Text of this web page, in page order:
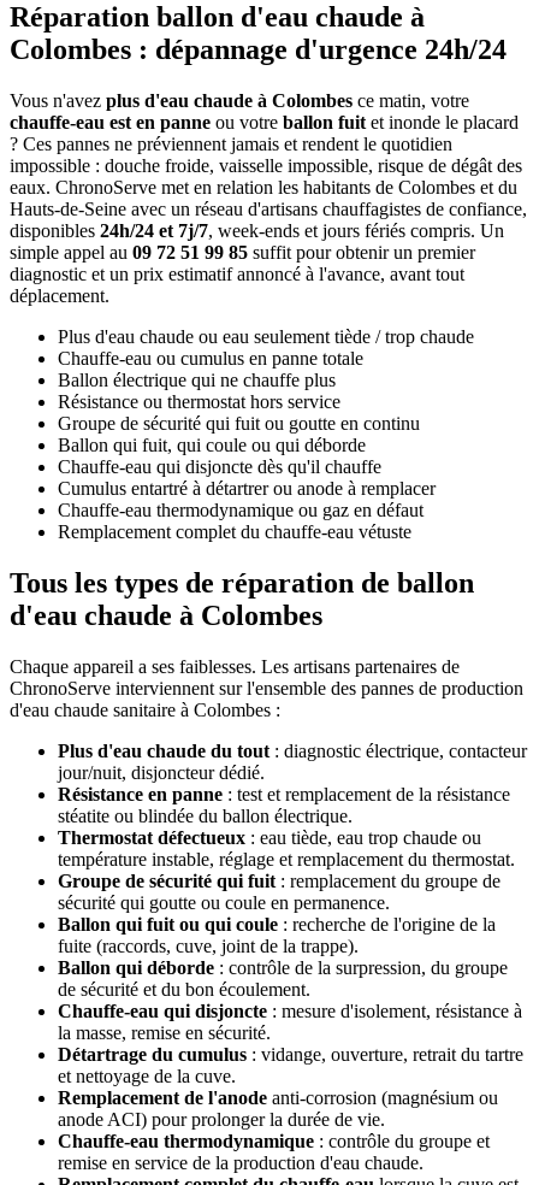
Réparation ballon d'eau chaude à
Colombes : dépannage d'urgence 24h/24
Vous n'avez plus d'eau chaude à Colombes ce matin, votre
chauffe-eau est en panne ou votre ballon fuit et inonde le placard
? Ces pannes ne préviennent jamais et rendent le quotidien
impossible : douche froide, vaisselle impossible, risque de dégât des
eaux. ChronoServe met en relation les habitants de Colombes et du
Hauts-de-Seine avec un réseau d'artisans chauffagistes de confiance,
disponibles 24h/24 et 7j/7, week-ends et jours fériés compris. Un
simple appel au 09 72 51 99 85 suffit pour obtenir un premier
diagnostic et un prix estimatif annoncé à l'avance, avant tout
déplacement.
Plus d'eau chaude ou eau seulement tiède / trop chaude
Chauffe-eau ou cumulus en panne totale
Ballon électrique qui ne chauffe plus
Résistance ou thermostat hors service
Groupe de sécurité qui fuit ou goutte en continu
Ballon qui fuit, qui coule ou qui déborde
Chauffe-eau qui disjoncte dès qu'il chauffe
Cumulus entartré à détartrer ou anode à remplacer
Chauffe-eau thermodynamique ou gaz en défaut
Remplacement complet du chauffe-eau vétuste
Tous les types de réparation de ballon
d'eau chaude à Colombes
Chaque appareil a ses faiblesses. Les artisans partenaires de
ChronoServe interviennent sur l'ensemble des pannes de production
d'eau chaude sanitaire à Colombes :
Plus d'eau chaude du tout : diagnostic électrique, contacteur
jour/nuit, disjoncteur dédié.
Résistance en panne : test et remplacement de la résistance
stéatite ou blindée du ballon électrique.
Thermostat défectueux : eau tiède, eau trop chaude ou
température instable, réglage et remplacement du thermostat.
Groupe de sécurité qui fuit : remplacement du groupe de
sécurité qui goutte ou coule en permanence.
Ballon qui fuit ou qui coule : recherche de l'origine de la
fuite (raccords, cuve, joint de la trappe).
Ballon qui déborde : contrôle de la surpression, du groupe
de sécurité et du bon écoulement.
Chauffe-eau qui disjoncte : mesure d'isolement, résistance à
la masse, remise en sécurité.
Détartrage du cumulus : vidange, ouverture, retrait du tartre
et nettoyage de la cuve.
Remplacement de l'anode anti-corrosion (magnésium ou
anode ACI) pour prolonger la durée de vie.
Chauffe-eau thermodynamique : contrôle du groupe et
remise en service de la production d'eau chaude.